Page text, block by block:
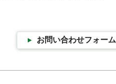
お問い合わせフォーム